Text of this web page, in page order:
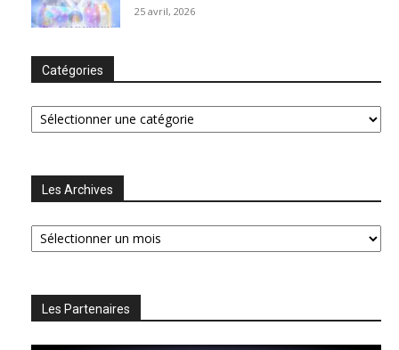
25 avril, 2026
Catégories
Catégories
Les Archives
Les
Archives
Les Partenaires